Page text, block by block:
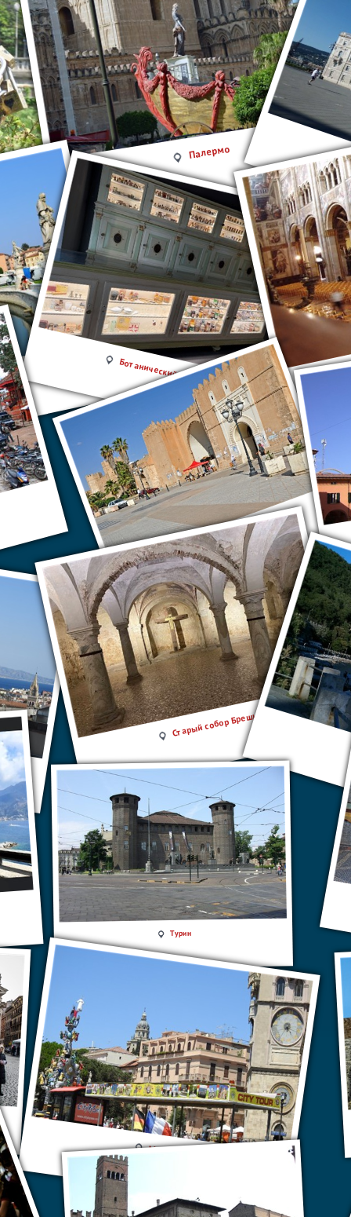
Палермо
Ботанический сад Падуи
Рим
Старый собор Брешиа
Турин
Мессина